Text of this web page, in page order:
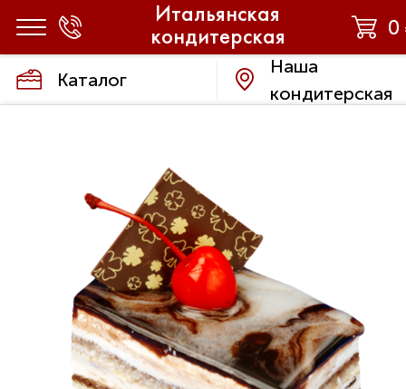
Итальянская
кондитерская
0
Каталог
Наша
кондитерская